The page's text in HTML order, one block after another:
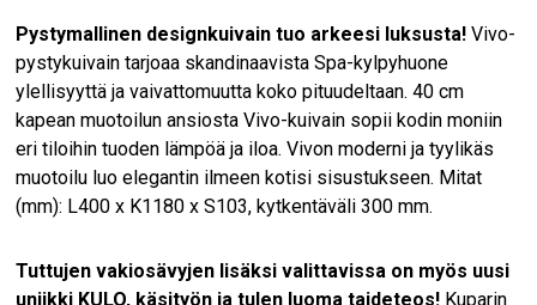
Pystymallinen designkuivain tuo arkeesi luksusta!Vivo-
pystykuivain tarjoaa skandinaavista Spa-kylpyhuone
ylellisyyttä ja vaivattomuutta koko pituudeltaan. 40 cm
kapean muotoilun ansiosta Vivo-kuivain sopii kodin moniin
eri tiloihin tuoden lämpöä ja iloa. Vivon moderni ja tyylikäs
muotoilu luo elegantin ilmeen kotisi sisustukseen. Mitat
(mm): L400 x K1180 x S103, kytkentäväli 300 mm.
Tuttujen vakiosävyjen lisäksi valittavissa on myös uusi
uniikki KULO, käsityön ja tulen luoma taideteos! Kuparin